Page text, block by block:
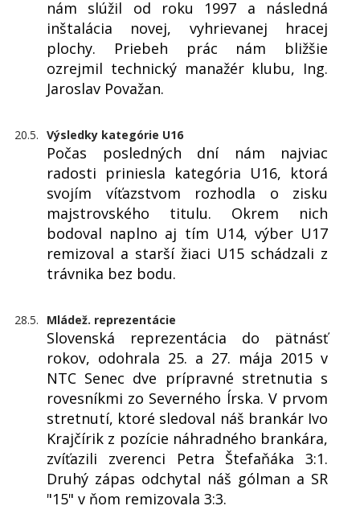
nám slúžil od roku 1997 a následná
inštalácia novej, vyhrievanej hracej
plochy. Priebeh prác nám bližšie
ozrejmil technický manažér klubu, Ing.
Jaroslav Považan.
20.5. Výsledky kategórie U16
Počas posledných dní nám najviac
radosti priniesla kategória U16, ktorá
svojím víťazstvom rozhodla o zisku
majstrovského titulu. Okrem nich
bodoval naplno aj tím U14, výber U17
remizoval a starší žiaci U15 schádzali z
trávnika bez bodu.
28.5. Mládež. reprezentácie
Slovenská reprezentácia do pätnásť
rokov, odohrala 25. a 27. mája 2015 v
NTC Senec dve prípravné stretnutia s
rovesníkmi zo Severného Írska. V prvom
stretnutí, ktoré sledoval náš brankár Ivo
Krajčírik z pozície náhradného brankára,
zvíťazili zverenci Petra Štefaňáka 3:1.
Druhý zápas odchytal náš gólman a SR
"15" v ňom remizovala 3:3.